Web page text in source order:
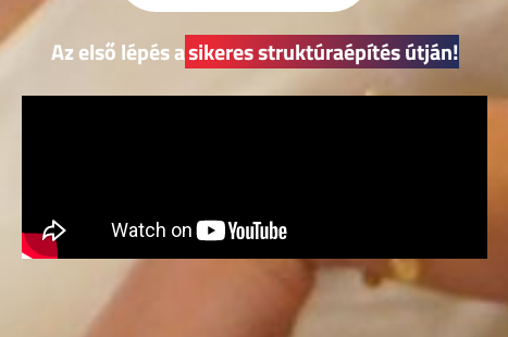
Az első lépés asikeres struktúraépítés útján!